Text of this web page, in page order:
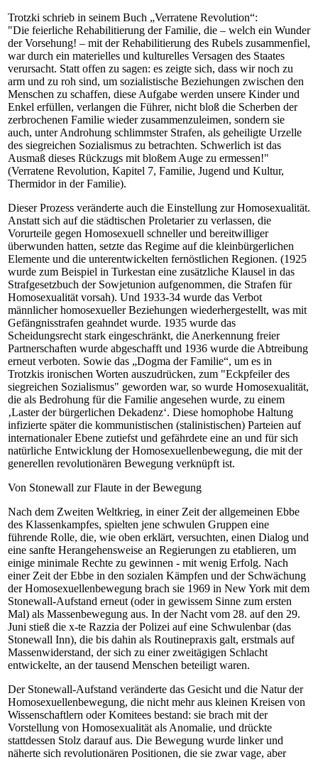
Trotzki schrieb in seinem Buch „Verratene Revolution“:
"Die feierliche Rehabilitierung der Familie, die – welch ein Wunder
der Vorsehung! – mit der Rehabilitierung des Rubels zusammenfiel,
war durch ein materielles und kulturelles Versagen des Staates
verursacht. Statt offen zu sagen: es zeigte sich, dass wir noch zu
arm und zu roh sind, um sozialistische Beziehungen zwischen den
Menschen zu schaffen, diese Aufgabe werden unsere Kinder und
Enkel erfüllen, verlangen die Führer, nicht bloß die Scherben der
zerbrochenen Familie wieder zusammenzuleimen, sondern sie
auch, unter Androhung schlimmster Strafen, als geheiligte Urzelle
des siegreichen Sozialismus zu betrachten. Schwerlich ist das
Ausmaß dieses Rückzugs mit bloßem Auge zu ermessen!"
(Verratene Revolution, Kapitel 7, Familie, Jugend und Kultur,
Thermidor in der Familie).
Dieser Prozess veränderte auch die Einstellung zur Homosexualität.
Anstatt sich auf die städtischen Proletarier zu verlassen, die
Vorurteile gegen Homosexuell schneller und bereitwilliger
überwunden hatten, setzte das Regime auf die kleinbürgerlichen
Elemente und die unterentwickelten fernöstlichen Regionen. (1925
wurde zum Beispiel in Turkestan eine zusätzliche Klausel in das
Strafgesetzbuch der Sowjetunion aufgenommen, die Strafen für
Homosexualität vorsah). Und 1933-34 wurde das Verbot
männlicher homosexueller Beziehungen wiederhergestellt, was mit
Gefängnisstrafen geahndet wurde. 1935 wurde das
Scheidungsrecht stark eingeschränkt, die Anerkennung freier
Partnerschaften wurde abgeschafft und 1936 wurde die Abtreibung
erneut verboten. Sowie das „Dogma der Familie“, um es in
Trotzkis ironischen Worten auszudrücken, zum "Eckpfeiler des
siegreichen Sozialismus" geworden war, so wurde Homosexualität,
die als Bedrohung für die Familie angesehen wurde, zu einem
‚Laster der bürgerlichen Dekadenz‘. Diese homophobe Haltung
infizierte später die kommunistischen (stalinistischen) Parteien auf
internationaler Ebene zutiefst und gefährdete eine an und für sich
natürliche Entwicklung der Homosexuellenbewegung, die mit der
generellen revolutionären Bewegung verknüpft ist.
Von Stonewall zur Flaute in der Bewegung
Nach dem Zweiten Weltkrieg, in einer Zeit der allgemeinen Ebbe
des Klassenkampfes, spielten jene schwulen Gruppen eine
führende Rolle, die, wie oben erklärt, versuchten, einen Dialog und
eine sanfte Herangehensweise an Regierungen zu etablieren, um
einige minimale Rechte zu gewinnen - mit wenig Erfolg. Nach
einer Zeit der Ebbe in den sozialen Kämpfen und der Schwächung
der Homosexuellenbewegung brach sie 1969 in New York mit dem
Stonewall-Aufstand erneut (oder in gewissem Sinne zum ersten
Mal) als Massenbewegung aus. In der Nacht vom 28. auf den 29.
Juni stieß die x-te Razzia der Polizei auf eine Schwulenbar (das
Stonewall Inn), die bis dahin als Routinepraxis galt, erstmals auf
Massenwiderstand, der sich zu einer zweitägigen Schlacht
entwickelte, an der tausend Menschen beteiligt waren.
Der Stonewall-Aufstand veränderte das Gesicht und die Natur der
Homosexuellenbewegung, die nicht mehr aus kleinen Kreisen von
Wissenschaftlern oder Komitees bestand: sie brach mit der
Vorstellung von Homosexualität als Anomalie, und drückte
stattdessen Stolz darauf aus. Die Bewegung wurde linker und
näherte sich revolutionären Positionen, die sie zwar vage, aber